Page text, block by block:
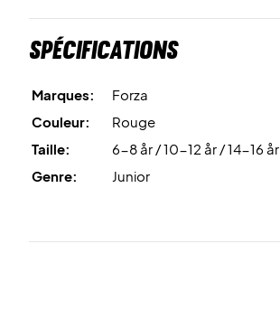
Spécifications
Marques:
Forza
Couleur:
Rouge
Taille:
6-8 år / 10-12 år / 14-16 år
Genre:
Junior